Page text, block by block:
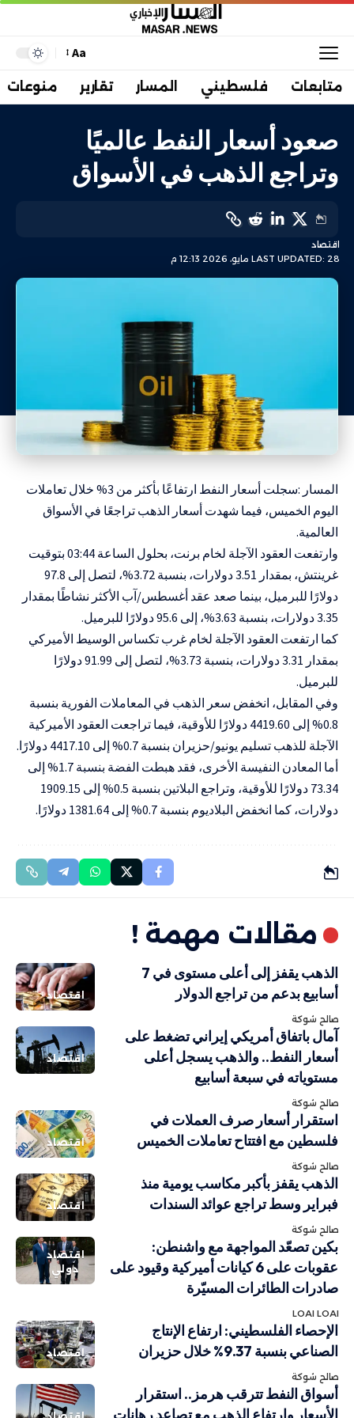
Aa
متابعات فلسطيني المسار تقارير منوعات
صعود أسعار النفط عالميًا
وتراجع الذهب في الأسواق
LAST UPDATED: 28 مايو، 2026 12:13 م
اقتصاد
المسار :سجلت أسعار النفط ارتفاعًا بأكثر من 3% خلال تعاملات
اليوم الخميس، فيما شهدت أسعار الذهب تراجعًا في الأسواق
العالمية.
وارتفعت العقود الآجلة لخام برنت، بحلول الساعة 03:44 بتوقيت
غرينتش، بمقدار 3.51 دولارات، بنسبة 3.72%، لتصل إلى 97.8
دولارًا للبرميل، بينما صعد عقد أغسطس/آب الأكثر نشاطًا بمقدار
3.35 دولارات، بنسبة 3.63%، إلى 95.6 دولارًا للبرميل.
كما ارتفعت العقود الآجلة لخام غرب تكساس الوسيط الأميركي
بمقدار 3.31 دولارات، بنسبة 3.73%، لتصل إلى 91.99 دولارًا
للبرميل.
وفي المقابل، انخفض سعر الذهب في المعاملات الفورية بنسبة
0.8% إلى 4419.60 دولارًا للأوقية، فيما تراجعت العقود الأميركية
الآجلة للذهب تسليم يونيو/حزيران بنسبة 0.7% إلى 4417.10 دولارًا.
أما المعادن النفيسة الأخرى، فقد هبطت الفضة بنسبة 1.7% إلى
73.34 دولارًا للأوقية، وتراجع البلاتين بنسبة 0.5% إلى 1909.15
دولارات، كما انخفض البلاديوم بنسبة 0.7% إلى 1381.64 دولارًا.
مقالات مهمة !
اقتصاد
الذهب يقفز إلى أعلى مستوى في 7
أسابيع بدعم من تراجع الدولار
صالح شوكة
اقتصاد
آمال باتفاق أمريكي إيراني تضغط على
أسعار النفط.. والذهب يسجل أعلى
مستوياته في سبعة أسابيع
صالح شوكة
اقتصاد
استقرار أسعار صرف العملات في
فلسطين مع افتتاح تعاملات الخميس
صالح شوكة
اقتصاد
الذهب يقفز بأكبر مكاسب يومية منذ
فبراير وسط تراجع عوائد السندات
صالح شوكة
اقتصاد
دولي
بكين تصعّد المواجهة مع واشنطن:
عقوبات على 6 كيانات أميركية وقيود على
صادرات الطائرات المسيّرة
LOAI LOAI
اقتصاد
الإحصاء الفلسطيني: ارتفاع الإنتاج
الصناعي بنسبة 9.37% خلال حزيران
صالح شوكة
أسواق النفط تترقب هرمز.. استقرار
الأسعار وارتفاع الذهب مع تصاعد رهانات